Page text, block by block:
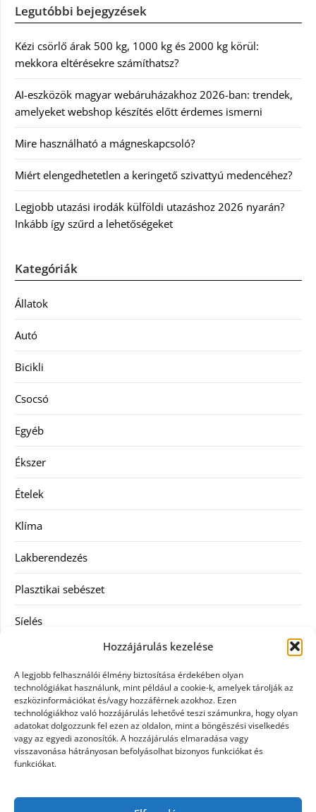
Hozzájárulás kezelése
A legjobb felhasználói élmény biztosítása érdekében olyan
technológiákat használunk, mint például a cookie-k, amelyek tárolják az
eszközinformációkat és/vagy hozzáférnek azokhoz. Ezen
technológiákhoz való hozzájárulás lehetővé teszi számunkra, hogy olyan
adatokat dolgozzunk fel ezen az oldalon, mint a böngészési viselkedés
vagy az egyedi azonosítók. A hozzájárulás elmaradása vagy
visszavonása hátrányosan befolyásolhat bizonyos funkciókat és
funkciókat.
Legutóbbi bejegyzések
Kézi csörlő árak 500 kg, 1000 kg és 2000 kg körül:
mekkora eltérésekre számíthatsz?
AI-eszközök magyar webáruházakhoz 2026-ban: trendek,
amelyeket webshop készítés előtt érdemes ismerni
Mire használható a mágneskapcsoló?
Miért elengedhetetlen a keringető szivattyú medencéhez?
Legjobb utazási irodák külföldi utazáshoz 2026 nyarán?
Inkább így szűrd a lehetőségeket
Kategóriák
Állatok
Autó
Bicikli
Csocsó
Egyéb
Ékszer
Ételek
Klíma
Lakberendezés
Plasztikai sebészet
Síelés
Táskák
Vásárlás
Webáruház